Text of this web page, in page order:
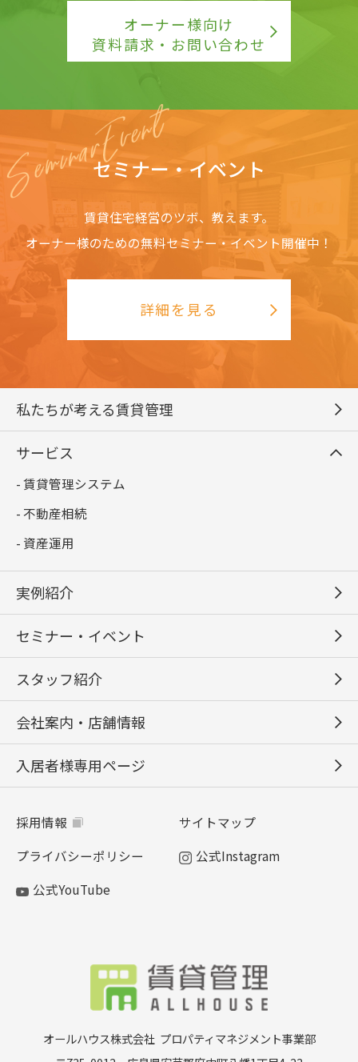
オーナー様向け
資料請求・お問い合わせ
セミナー・イベント
賃貸住宅経営のツボ、教えます。
オーナー様のための無料セミナー・イベント開催中！
詳細を見る
私たちが考える賃貸管理
サービス
- 賃貸管理システム
- 不動産相続
- 資産運用
実例紹介
セミナー・イベント
スタッフ紹介
会社案内・店舗情報
入居者様専用ページ
採用情報
サイトマップ
プライバシーポリシー
公式Instagram
公式YouTube
オールハウス株式会社プロパティマネジメント事業部